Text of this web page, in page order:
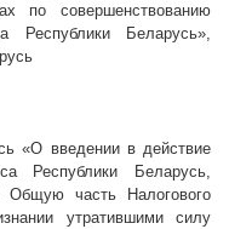
совершенствованию
Республики Беларусь»,
«О введении в действие
Республики Беларусь,
Общую часть Налогового
утратившими силу